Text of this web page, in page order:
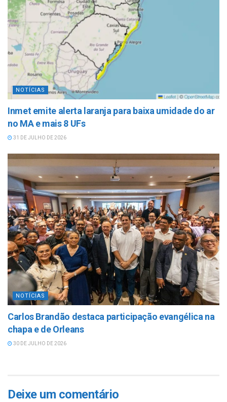
NOTÍCIAS
Inmet emite alerta laranja para baixa umidade do ar
no MA e mais 8 UFs
31 DE JULHO DE 2026
NOTÍCIAS
Carlos Brandão destaca participação evangélica na
chapa e de Orleans
30 DE JULHO DE 2026
Deixe um comentário